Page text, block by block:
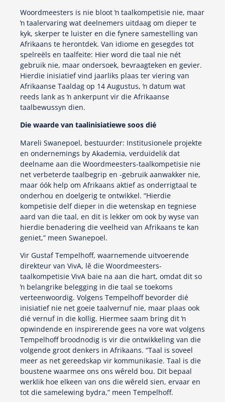
Woordmeesters is nie bloot ŉ taalkompetisie nie, maar
ŉ taalervaring wat deelnemers uitdaag om dieper te
kyk, skerper te luister en die fynere samestelling van
Afrikaans te herontdek. Van idiome en gesegdes tot
spelreëls en taalfeite: Hier word die taal nie nét
gebruik nie, maar ondersoek, bevraagteken en gevier.
Hierdie inisiatief vind jaarliks plaas ter viering van
Afrikaanse Taaldag op 14 Augustus, ŉ datum wat
reeds lank as ŉ ankerpunt vir die Afrikaanse
taalbewussyn dien.
Die waarde van taalinisiatiewe soos dié
Mareli Swanepoel, bestuurder: Institusionele projekte
en ondernemings by Akademia, verduidelik dat
deelname aan die Woordmeesters-taalkompetisie nie
net verbeterde taalbegrip en -gebruik aanwakker nie,
maar óók help om Afrikaans aktief as onderrigtaal te
onderhou en doelgerig te ontwikkel. “Hierdie
kompetisie delf dieper in die wetenskap en tegniese
aard van die taal, en dit is lekker om ook by wyse van
hierdie benadering die veelheid van Afrikaans te kan
geniet,” meen Swanepoel.
Vir Gustaf Tempelhoff, waarnemende uitvoerende
direkteur van VivA, lê die Woordmeesters-
taalkompetisie VivA baie na aan die hart, omdat dit so
ŉ belangrike belegging in die taal se toekoms
verteenwoordig. Volgens Tempelhoff bevorder dié
inisiatief nie net goeie taalvernuf nie, maar plaas ook
dié vernuf in die kollig. Hiermee saam bring dit ŉ
opwindende en inspirerende gees na vore wat volgens
Tempelhoff broodnodig is vir die ontwikkeling van die
volgende groot denkers in Afrikaans. “Taal is soveel
meer as net gereedskap vir kommunikasie. Taal is die
boustene waarmee ons ons wêreld bou. Dit bepaal
werklik hoe elkeen van ons die wêreld sien, ervaar en
tot die samelewing bydra,” meen Tempelhoff.